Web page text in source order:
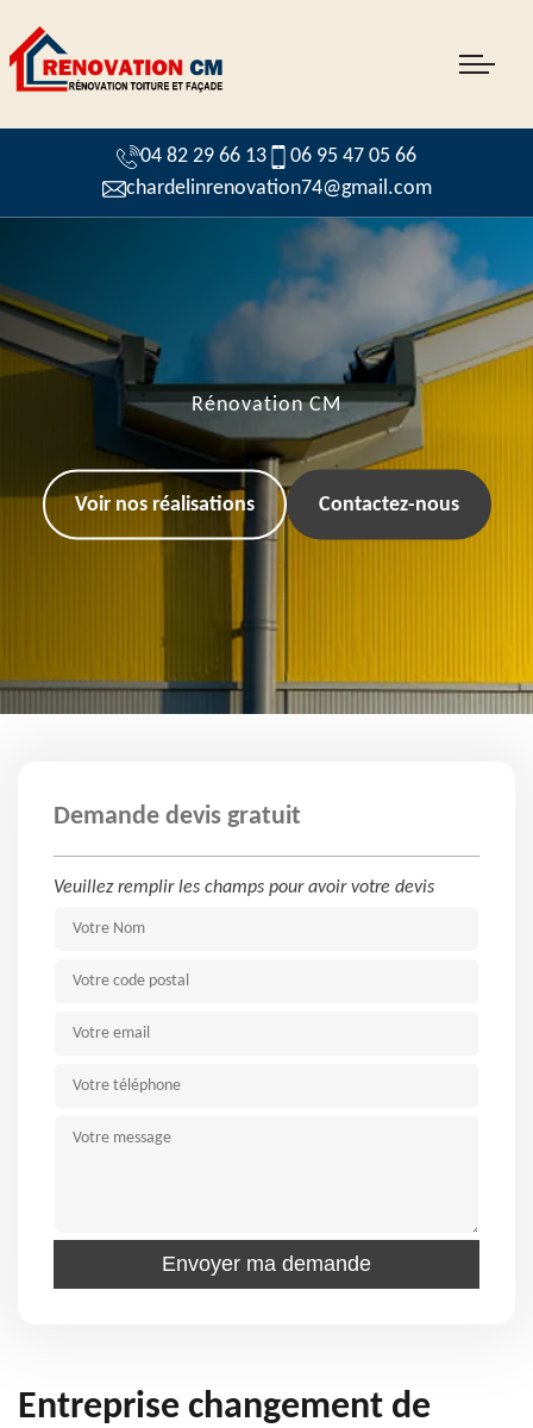
04 82 29 66 13
06 95 47 05 66
chardelinrenovation74@gmail.com
Rénovation CM
Voir nos réalisations Contactez-nous
Demande devis gratuit
Veuillez remplir les champs pour avoir votre devis
Entreprise changement de